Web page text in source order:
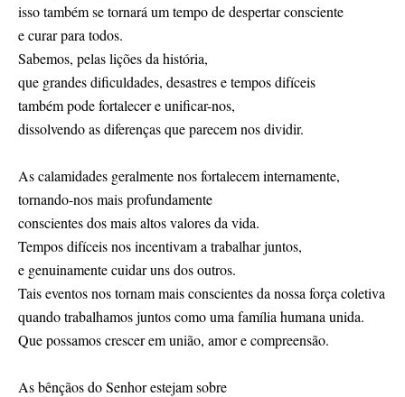
isso também se tornará um tempo de despertar consciente
e curar para todos.
Sabemos, pelas lições da história,
que grandes dificuldades, desastres e tempos difíceis
também pode fortalecer e unificar-nos,
dissolvendo as diferenças que parecem nos dividir.
As calamidades geralmente nos fortalecem internamente,
tornando-nos mais profundamente
conscientes dos mais altos valores da vida.
Tempos difíceis nos incentivam a trabalhar juntos,
e genuinamente cuidar uns dos outros.
Tais eventos nos tornam mais conscientes da nossa força coletiva
quando trabalhamos juntos como uma família humana unida.
Que possamos crescer em união, amor e compreensão.
As bênçãos do Senhor estejam sobre